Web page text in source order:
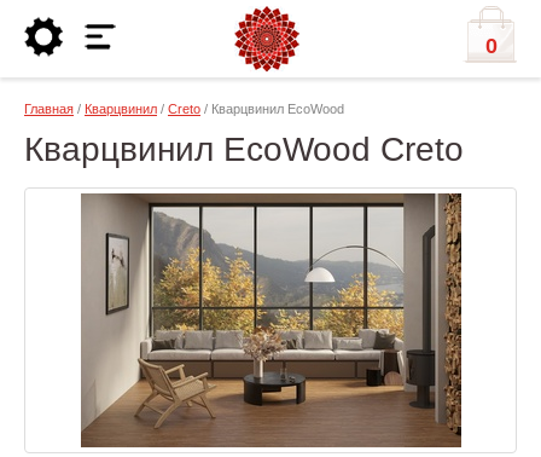
0
Главная / Кварцвинил / Creto / Кварцвинил EcoWood
Кварцвинил EcoWood Creto